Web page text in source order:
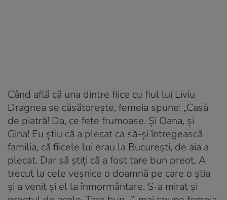
Când află că una dintre fiice cu fiul lui Liviu
Dragnea se căsătorește, femeia spune: „Casă
de piatră! Da, ce fete frumoase. Și Oana, și
Gina! Eu știu că a plecat ca să-și întregească
familia, că fiicele lui erau la București, de aia a
plecat. Dar să știți că a fost tare bun preot. A
trecut la cele veșnice o doamnă pe care o știa
și a venit și el la înmormântare. S-a mirat și